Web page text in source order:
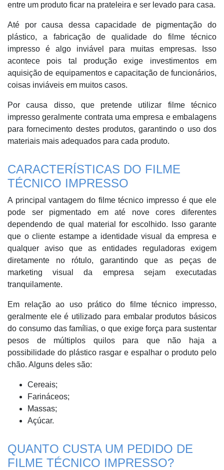
entre um produto ficar na prateleira e ser levado para casa.
Até por causa dessa capacidade de pigmentação do
plástico, a fabricação de qualidade do filme técnico
impresso é algo inviável para muitas empresas. Isso
acontece pois tal produção exige investimentos em
aquisição de equipamentos e capacitação de funcionários,
coisas inviáveis em muitos casos.
Por causa disso, que pretende utilizar filme técnico
impresso geralmente contrata uma empresa e embalagens
para fornecimento destes produtos, garantindo o uso dos
materiais mais adequados para cada produto.
CARACTERÍSTICAS DO FILME
TÉCNICO IMPRESSO
A principal vantagem do filme técnico impresso é que ele
pode ser pigmentado em até nove cores diferentes
dependendo de qual material for escolhido. Isso garante
que o cliente estampe a identidade visual da empresa e
qualquer aviso que as entidades reguladoras exigem
diretamente no rótulo, garantindo que as peças de
marketing visual da empresa sejam executadas
tranquilamente.
Em relação ao uso prático do filme técnico impresso,
geralmente ele é utilizado para embalar produtos básicos
do consumo das famílias, o que exige força para sustentar
pesos de múltiplos quilos para que não haja a
possibilidade do plástico rasgar e espalhar o produto pelo
chão. Alguns deles são:
Cereais;
Farináceos;
Massas;
Açúcar.
QUANTO CUSTA UM PEDIDO DE
FILME TÉCNICO IMPRESSO?